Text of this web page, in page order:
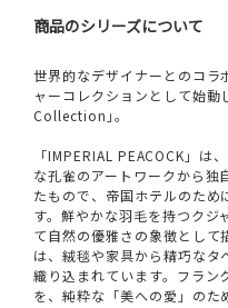
商品のシリーズについて
世界的なデザイナーとのコラ
ャーコレクションとして始
Collection｣。
「IMPERIAL PEACOCK」
な孔雀のアートワークから独
たもので、帝国ホテルのため
す。鮮やかな羽毛を持つクジ
て自然の優雅さの象徴として
は、絨毯や家具から精巧なタ
織り込まれています。フラン
を、純粋な「美への愛」の